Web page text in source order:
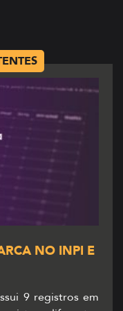
NO INPI E
9 registros em